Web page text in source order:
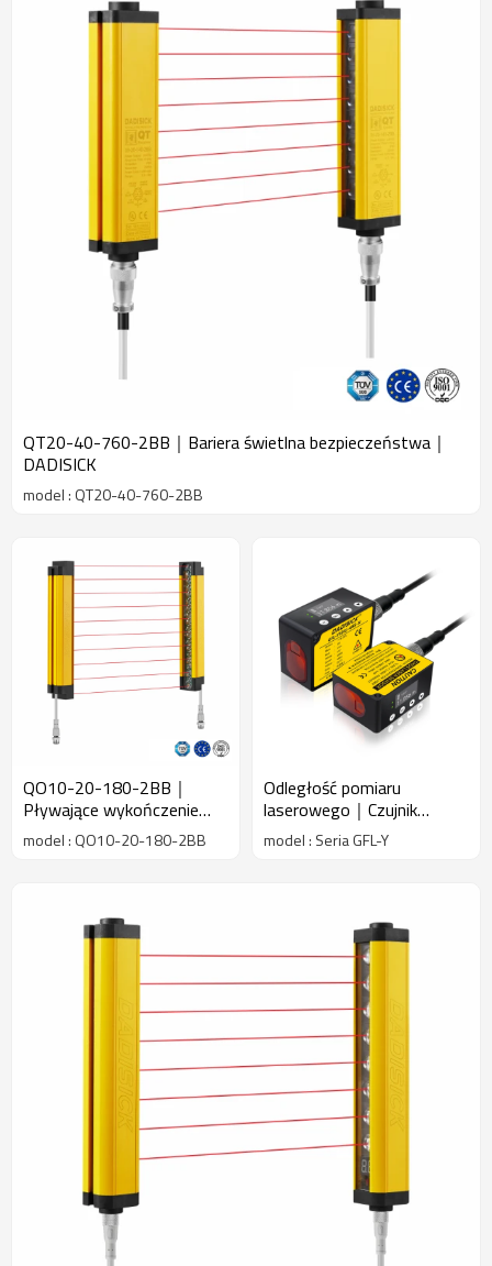
Jest szeroko stosowany w maszynach do tłoczenia, maszynach do
cięcia blach, giętarkach, wtryskarkach, prasach hydraulicznych,
maszynach do rozciągania, maszynach skórzanych, maszynach do
obróbki drewna, automatycznej linii montażowej i automatycznym
wykrywaniu bezpieczeństwa pleśni. Wszyscy pracownicy firmy
będą zawsze przestrzegać filozofii biznesowej „najpierw klient,
jakość dla przetrwania, nauka i technologia dla rozwoju oraz
zarządzania dla korzyści”, pragmatycznie i profesjonalnie
dostarczać naszym klientom produkty wysokiej jakości,
rozwiązywać praktyczne problemy i nawiązywać długie -
terminowe, stabilne i dobre relacje kooperacyjne. Czekamy na
Twoją współpracę. Powitanie! Dadi będzie Twoim najlepszym
QT20-40-760-2BB｜Bariera świetlna bezpieczeństwa｜
DADISICK
model : QT20-40-760-2BB
QO10-20-180-2BB｜
Pływające wykończenie
kurtyna bezpieczeństwa｜
DADISICK
model : QO10-20-180-2BB
Odległość pomiaru
laserowego｜Czujnik
pomiaru odległości
laserowej｜DADISICK
model : Seria GFL-Y